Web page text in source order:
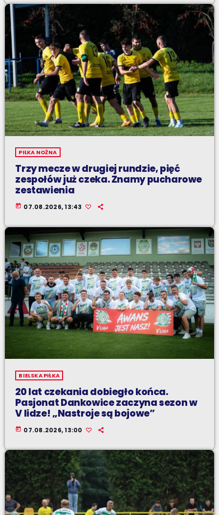
PIŁKA NOŻNA
Trzy mecze w drugiej rundzie, pięć
zespołów już czeka. Znamy pucharowe
zestawienia
today 07.08.2026, 13:43
BIELSKA PIŁKA
20 lat czekania dobiegło końca.
Pasjonat Dankowice zaczyna sezon w
V lidze! „Nastroje są bojowe”
today 07.08.2026, 13:00